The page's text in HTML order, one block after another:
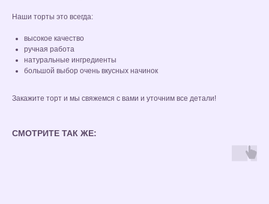
Наши торты это всегда:
высокое качество
ручная работа
натуральные ингредиенты
большой выбор очень вкусных начинок
Закажите торт и мы свяжемся с вами и уточним все детали!
СМОТРИТЕ ТАК ЖЕ: